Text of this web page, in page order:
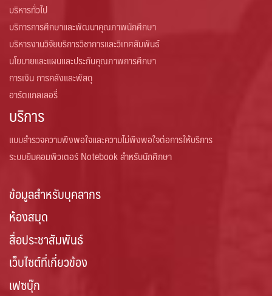
บริหารทั่วไป
บริการการศึกษาและพัฒนาคุณภาพนักศึกษา
บริหารงานวิจัยบริการวิชาการและวิเทศสัมพันธ์
นโยบายและแผนและประกันคุณภาพการศึกษา
การเงิน การคลังและพัสดุ
อาร์ตแกลเลอรี่
บริการ
แบบสำรวจความพึงพอใจและความไม่พึงพอใจต่อการให้บริการ
ระบบยืมคอมพิวเตอร์ Notebook สำหรับนักศึกษา
ข้อมูลสำหรับบุคลากร
ห้องสมุด
สื่อประชาสัมพันธ์
เว็บไซต์ที่เกี่ยวข้อง
เฟซบุ๊ก